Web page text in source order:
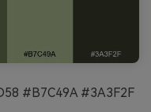
#B7C49A #3A3F2F